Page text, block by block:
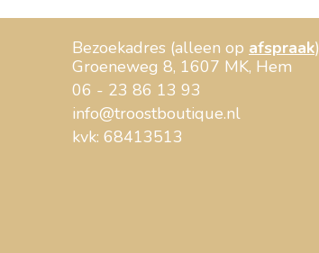
Bezoekadres (alleen op afspraak)
Groeneweg 8, 1607 MK, Hem
06 - 23 86 13 93
info@troostboutique.nl
kvk: 68413513